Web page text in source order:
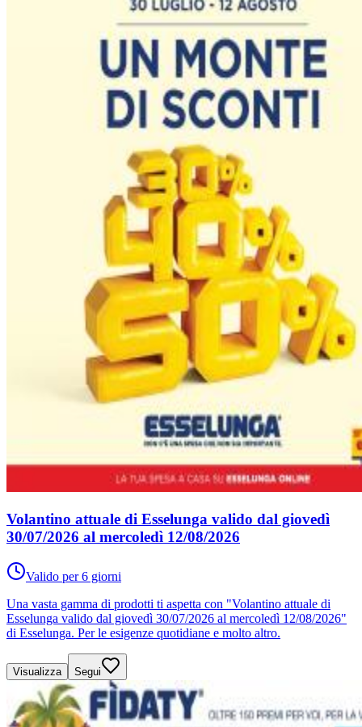
Volantino attuale di Esselunga valido dal giovedì
30/07/2026 al mercoledì 12/08/2026
Valido per 6 giorni
Una vasta gamma di prodotti ti aspetta con "Volantino attuale di
Esselunga valido dal giovedì 30/07/2026 al mercoledì 12/08/2026"
di Esselunga. Per le esigenze quotidiane e molto altro.
Visualizza Segui